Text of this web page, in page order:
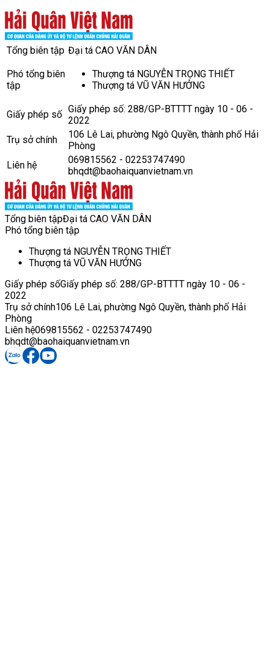
Tổng biên tập Đại tá CAO VĂN DÂN
Phó tổng biên
tập
Thượng tá NGUYỄN TRỌNG THIẾT
Thượng tá VŨ VĂN HƯỞNG
Giấy phép số Giấy phép số: 288/GP-BTTTT ngày 10 - 06 -
2022
Trụ sở chính
106 Lê Lai, phường Ngô Quyền, thành phố Hải
Phòng
Liên hệ
069815562 - 02253747490
bhqdt@baohaiquanvietnam.vn
Tổng biên tậpĐại tá CAO VĂN DÂN
Phó tổng biên tập
Thượng tá NGUYỄN TRỌNG THIẾT
Thượng tá VŨ VĂN HƯỞNG
Giấy phép sốGiấy phép số: 288/GP-BTTTT ngày 10 - 06 -
2022
Trụ sở chính106 Lê Lai, phường Ngô Quyền, thành phố Hải
Phòng
Liên hệ069815562 - 02253747490
bhqdt@baohaiquanvietnam.vn